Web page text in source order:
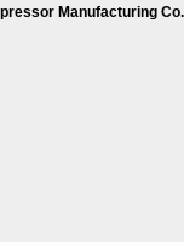
Manufacturing